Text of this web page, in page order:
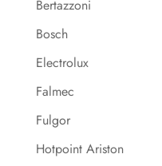
Bertazzoni
Bosch
Electrolux
Falmec
Fulgor
Hotpoint Ariston